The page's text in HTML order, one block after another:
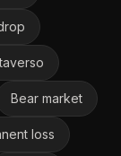
Bear market
loss